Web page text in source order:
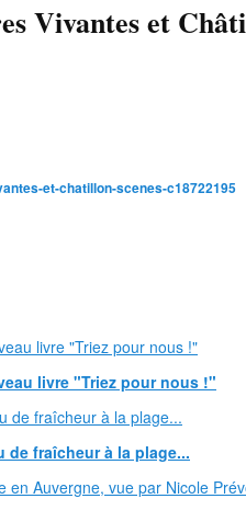
Vivantes et
et-chatillon-scenes-c18722195
livre "Triez pour nous !"
de fraîcheur à la plage...